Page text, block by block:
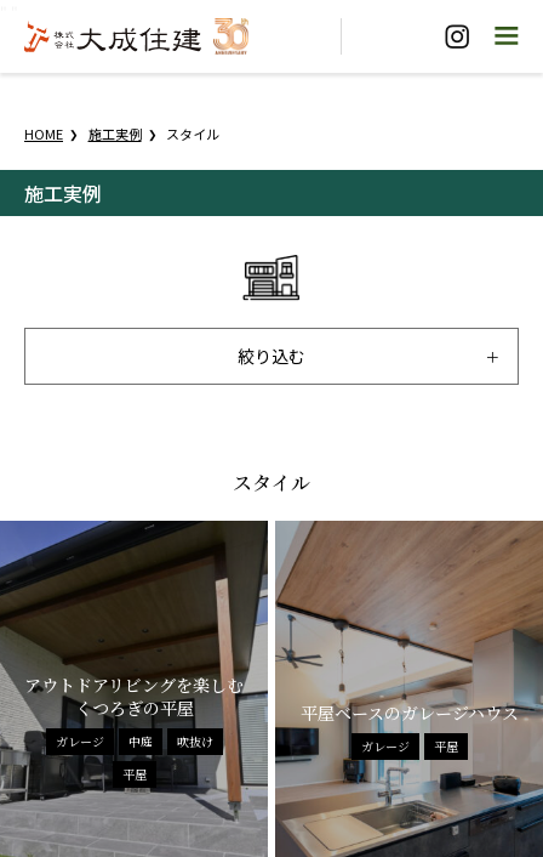
HOME 施工実例 スタイル
施工実例
絞り込む
スタイル
アウトドアリビングを楽しむ
くつろぎの平屋
ガレージ 中庭
吹抜け
平屋
平屋ベースのガレージハウス
ガレージ 平屋